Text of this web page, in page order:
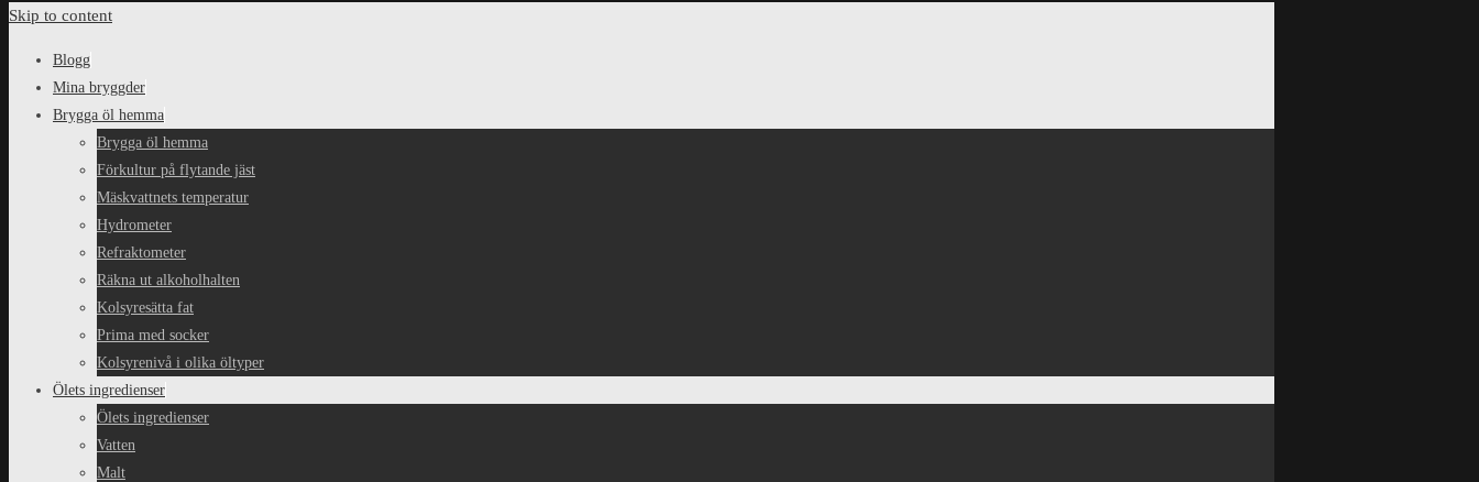
Skip to content
Blogg
Mina bryggder
Brygga öl hemma
Brygga öl hemma
Förkultur på flytande jäst
Mäskvattnets temperatur
Hydrometer
Refraktometer
Räkna ut alkoholhalten
Kolsyresätta fat
Prima med socker
Kolsyrenivå i olika öltyper
Ölets ingredienser
Ölets ingredienser
Vatten
Malt